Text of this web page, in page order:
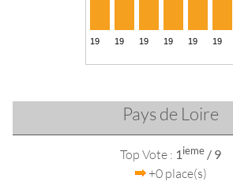
Pays de Loire
Top Vote : 1ieme / 9
+0 place(s)